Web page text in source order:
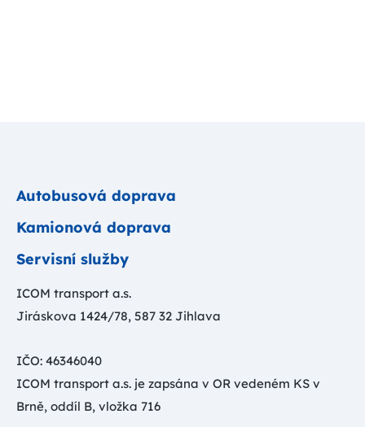
Autobusová doprava
Kamionová doprava
Servisní služby
ICOM transport a.s.
Jiráskova 1424/78, 587 32 Jihlava
IČO: 46346040
ICOM transport a.s. je zapsána v OR vedeném KS v
Brně, oddíl B, vložka 716